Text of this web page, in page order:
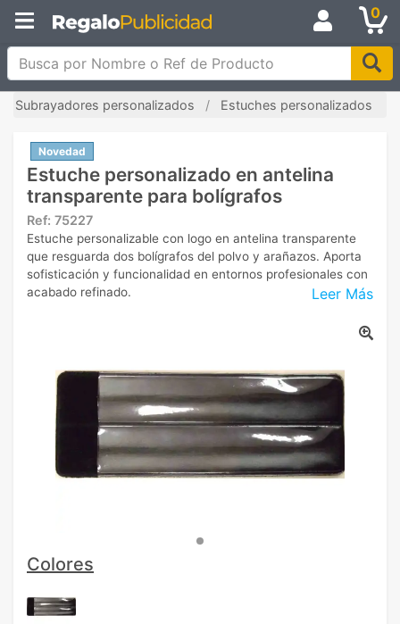
0
Busca por Nombre o Ref de Producto
Subrayadores personalizados Estuches personalizados
Novedad
Estuche personalizado en antelina
transparente para bolígrafos
Ref: 75227
Leer Más
Estuche personalizable con logo en antelina transparente
que resguarda dos bolígrafos del polvo y arañazos. Aporta
sofisticación y funcionalidad en entornos profesionales con
acabado refinado.
Colores